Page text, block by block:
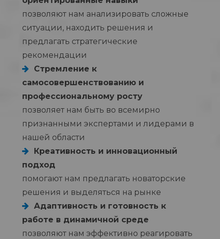
позволяют нам анализировать сложные
ситуации, находить решения и
предлагать стратегические
рекомендации
Стремление к
самосовершенствованию и
профессиональному росту
позволяет нам быть во всемирно
признанными экспертами и лидерами в
нашей области
Креативность и инновационный
подход
помогают нам предлагать новаторские
решения и выделяться на рынке
Адаптивность и готовность к
работе в динамичной среде
позволяют нам эффективно реагировать